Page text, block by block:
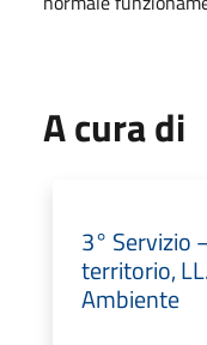
A cura di
3° Servizio
territorio,
Ambiente